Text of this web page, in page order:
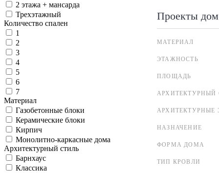
Проекты
МАТЕРИАЛ
ЭТАЖНОСТЬ
ПЛОЩАДЬ
АРХИТЕКТУРНЫЙ
АРХИТЕКТУРНЫЕ
НАЗНАЧЕНИЕ
ФОРМА ДОМА
ТИП КРОВЛИ
2 этажа + мансарда
Трехэтажный
Количество спален
1
2
3
4
5
6
7
Материал
Газобетонные блоки
Керамические блоки
Кирпич
Монолитно-каркасные дома
Архитектурный стиль
Барнхаус
Классика